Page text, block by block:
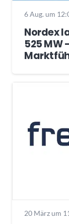
6 Aug. um
Nordex
525 MW
20 März um